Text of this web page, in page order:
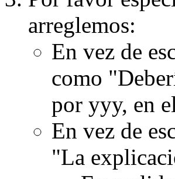
arreglemos:
En vez de
como
por yyy, en
En vez de
"La